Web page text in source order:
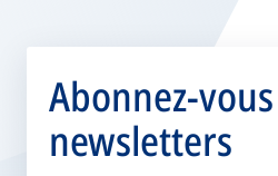
Abonnez-
newsletters